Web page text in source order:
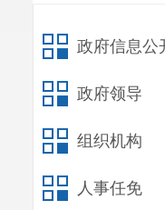
政府信息公
政府领导
组织机构
人事任免